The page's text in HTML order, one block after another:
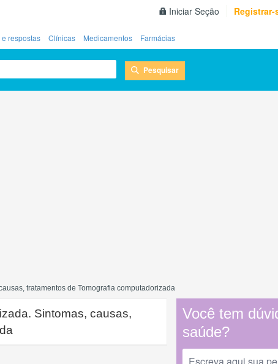
Iniciar Seção Registrar-
respostas Clínicas Medicamentos Farmácias
Pesquisar
tratamentos de Tomografia computadorizada
Sintomas, causas,
Você tem
saúde?